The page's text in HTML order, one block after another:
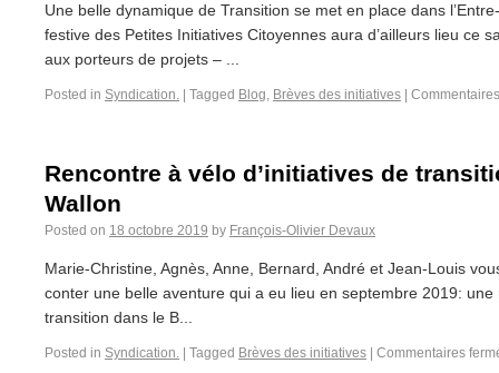
Une belle dynamique de Transition se met en place dans
festive des Petites Initiatives Citoyennes aura d’ailleurs lieu ce
aux porteurs de projets – ...
Posted in Syndication. Tagged Blog, Brèves des initiatives
Rencontre à vélo d’initiatives de
Wallon
Posted on 18 octobre 2019 by François-Olivier Devaux
Marie-Christine, Agnès, Anne, Bernard, André et Jean-Louis
conter une belle aventure qui a eu lieu en septembre 2019: une
transition dans le B...
Posted in Syndication. Tagged Brèves des initiatives Commentaires